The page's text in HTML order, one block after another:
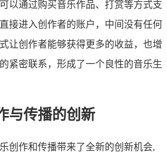
以通过购买音乐作品、打赏等方式支
接进入创作者的账户，中间没有任何
让创作者能够获得更多的收益，也增
紧密联系，形成了一个良性的音乐生
与传播的创新
创作和传播带来了全新的创新机会,